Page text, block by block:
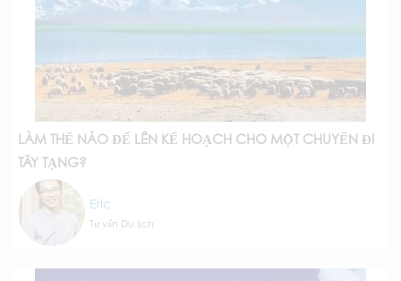
LÀM THẾ NÀO ĐỂ LÊN KẾ HOẠCH CHO MỘT CHUYẾN ĐI
TÂY TẠNG?
Eric
Tư vấn Du lịch